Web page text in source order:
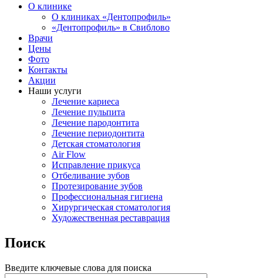
О клинике
О клиниках «Дентопрофиль»
«Дентопрофиль» в Свиблово
Врачи
Цены
Фото
Контакты
Акции
Наши услуги
Лечение кариеса
Лечение пульпита
Лечение пародонтита
Лечение периодонтита
Детская стоматология
Air Flow
Исправление прикуса
Отбеливание зубов
Протезирование зубов
Профессиональная гигиена
Хирургическая стоматология
Художественная реставрация
Поиск
Введите ключевые слова для поиска